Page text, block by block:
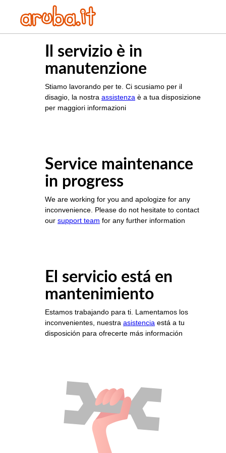
Il servizio è in
manutenzione
Stiamo lavorando per te. Ci scusiamo per il
disagio, la nostra assistenza è a tua disposizione
per maggiori informazioni
Service maintenance
in progress
We are working for you and apologize for any
inconvenience. Please do not hesitate to contact
our support team for any further information
El servicio está en
mantenimiento
Estamos trabajando para ti. Lamentamos los
inconvenientes, nuestra asistencia está a tu
disposición para ofrecerte más información